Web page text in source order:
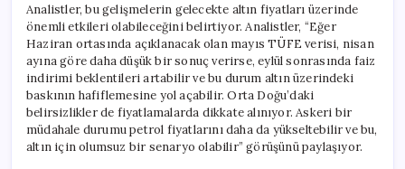
Analistler, bu gelişmelerin gelecekte altın fiyatları üzerinde
önemli etkileri olabileceğini belirtiyor. Analistler, “Eğer
Haziran ortasında açıklanacak olan mayıs TÜFE verisi, nisan
ayına göre daha düşük bir sonuç verirse, eylül sonrasında faiz
indirimi beklentileri artabilir ve bu durum altın üzerindeki
baskının hafiflemesine yol açabilir. Orta Doğu’daki
belirsizlikler de fiyatlamalarda dikkate alınıyor. Askeri bir
müdahale durumu petrol fiyatlarını daha da yükseltebilir ve bu,
altın için olumsuz bir senaryo olabilir” görüşünü paylaşıyor.